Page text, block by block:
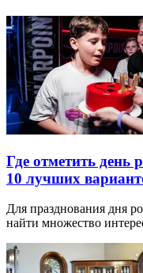
Где отметить
10 лучших
Для празднования дня
найти множество